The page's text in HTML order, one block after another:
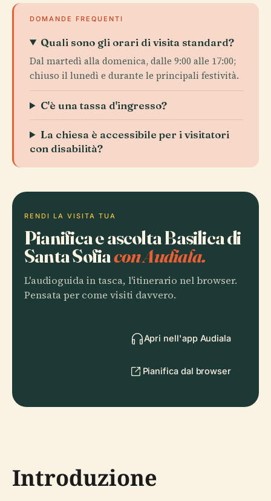
DOMANDE FREQUENTI
Quali sono gli orari di visita standard?
Dal martedì alla domenica, dalle 9:00 alle 17:00;
chiuso il lunedì e durante le principali festività.
C'è una tassa d'ingresso?
La chiesa è accessibile per i visitatori
con disabilità?
RENDI LA VISITA TUA
Pianifica e ascolta Basilica di
Santa Sofiacon Audiala.
L'audioguida in tasca, l'itinerario nel browser.
Pensata per come visiti davvero.
Apri nell'app Audiala
Pianifica dal browser
Introduzione